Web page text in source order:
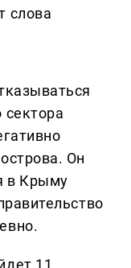
слова
сектора
Он
в Крыму
11